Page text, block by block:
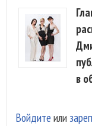
в
Войдите или